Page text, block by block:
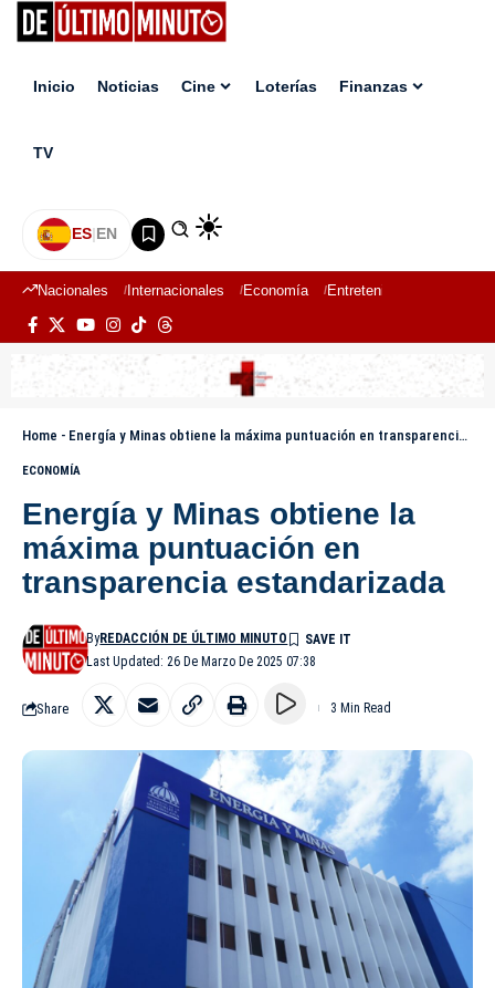
Inicio Noticias Cine Loterías Finanzas
TV
ES|EN
Nacionales Internacionales Economía Entretenimiento
Home - Energía y Minas obtiene la máxima puntuación en transparencia estandarizada
ECONOMÍA
Energía y Minas obtiene la
máxima puntuación en
transparencia estandarizada
Last Updated: 26 De Marzo De 2025 07:38
ByREDACCIÓN DE ÚLTIMO MINUTO
Share 3 Min Read